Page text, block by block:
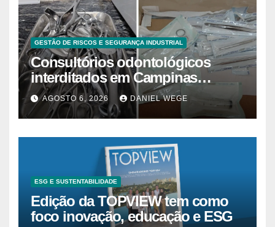
GESTÃO DE RISCOS E SEGURANÇA INDUSTRIAL
Consultórios odontológicos
interditados em Campinas
superam 2025
AGOSTO 6, 2026 DANIEL WEGE
ESG E SUSTENTABILIDADE
Edição da TOPVIEW tem como
foco inovação, educação e ESG